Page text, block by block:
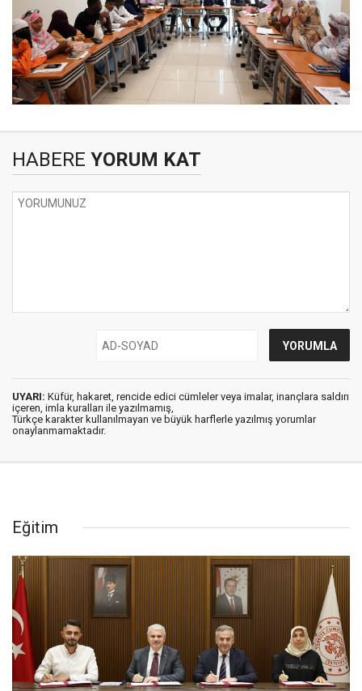
HABERE YORUM KAT
UYARI: Küfür, hakaret, rencide edici cümleler veya imalar, inançlara saldırı
içeren, imla kuralları ile yazılmamış,
Türkçe karakter kullanılmayan ve büyük harflerle yazılmış yorumlar
onaylanmamaktadır.
Eğitim